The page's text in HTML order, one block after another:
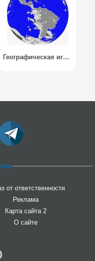
Географическая игра / Geo Game
от ответственности
Реклама
Карта сайта 2
О сайте